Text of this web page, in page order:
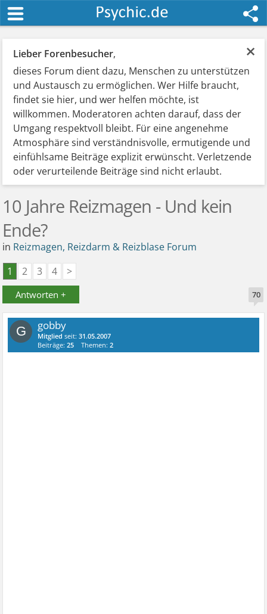
×
Lieber Forenbesucher,
dieses Forum dient dazu, Menschen zu unterstützen
und Austausch zu ermöglichen. Wer Hilfe braucht,
findet sie hier, und wer helfen möchte, ist
willkommen. Moderatoren achten darauf, dass der
Umgang respektvoll bleibt. Für eine angenehme
Atmosphäre sind verständnisvolle, ermutigende und
einfühlsame Beiträge explizit erwünscht. Verletzende
oder verurteilende Beiträge sind nicht erlaubt.
10 Jahre Reizmagen - Und kein
Ende?
in Reizmagen, Reizdarm & Reizblase Forum
1
2 3 4 >
Antworten + 70
G gobby
Mitglied seit:31.05.2007
Beiträge:25 Themen:2